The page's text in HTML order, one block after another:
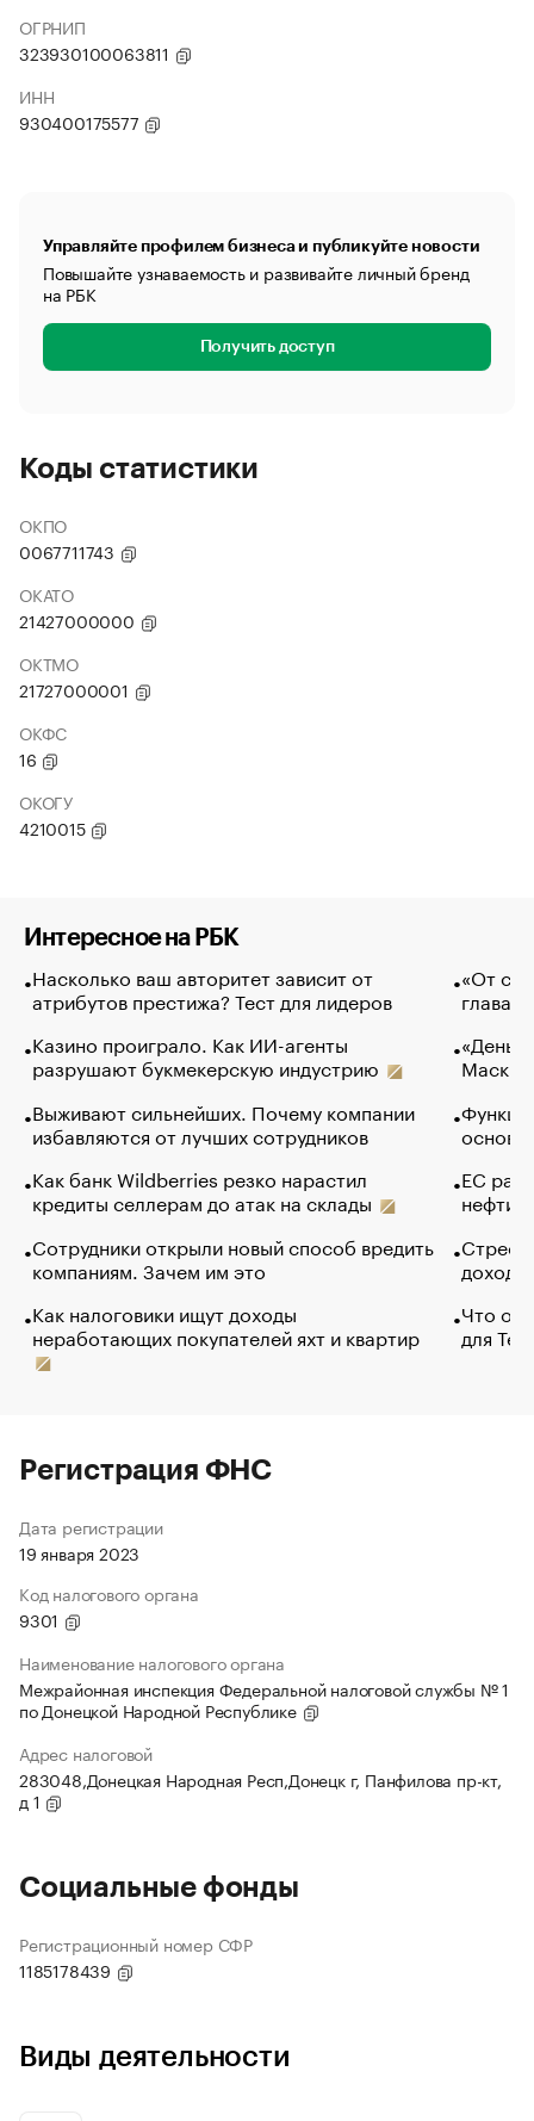
ОГРНИП
323930100063811
ИНН
930400175577
Управляйте профилем бизнеса и публикуйте новости
Повышайте узнаваемость и развивайте личный бренд
на РБК
Получить доступ
Коды статистики
ОКПО
0067711743
ОКАТО
21427000000
ОКТМО
21727000001
ОКФС
16
ОКОГУ
4210015
Интересное на РБК
Насколько ваш авторитет зависит от
атрибутов престижа? Тест для лидеров
Казино проиграло. Как ИИ-агенты
разрушают букмекерскую индустрию
Выживают сильнейших. Почему компании
избавляются от лучших сотрудников
Как банк Wildberries резко нарастил
кредиты селлерам до атак на склады
Сотрудники открыли новый способ вредить
компаниям. Зачем им это
Как налоговики ищут доходы
неработающих покупателей яхт и квартир
«От
глава
Маск в
основ
ЕС
нефти
Что
для
Регистрация ФНС
Дата регистрации
19 января 2023
Код налогового органа
9301
Наименование налогового органа
Межрайонная инспекция Федеральной налоговой службы № 1
по Донецкой Народной Республике
Адрес налоговой
283048,Донецкая Народная Респ,Донецк г, Панфилова пр-кт,
д 1
Социальные фонды
Регистрационный номер СФР
1185178439
Виды деятельности